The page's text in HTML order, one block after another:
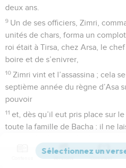
deux ans.
9 Un de ses officiers, Zimri,
unités de chars, forma un
roi était à Tirsa, chez Arsa, le
boire et de s’enivrer,
10 Zimri vint et l’assassina ; cela
septième année du règne d’Asa
pouvoir
11 et, dès qu’il eut pris place sur
toute la famille de Bacha : il ne
Versions Commentaires